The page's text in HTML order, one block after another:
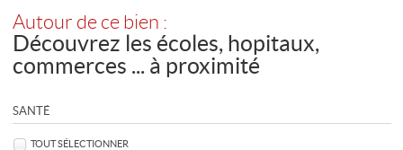
Autour de ce bien :
Découvrez les écoles, hopitaux,
commerces ... à proximité
SANTÉ
TOUT SÉLECTIONNER